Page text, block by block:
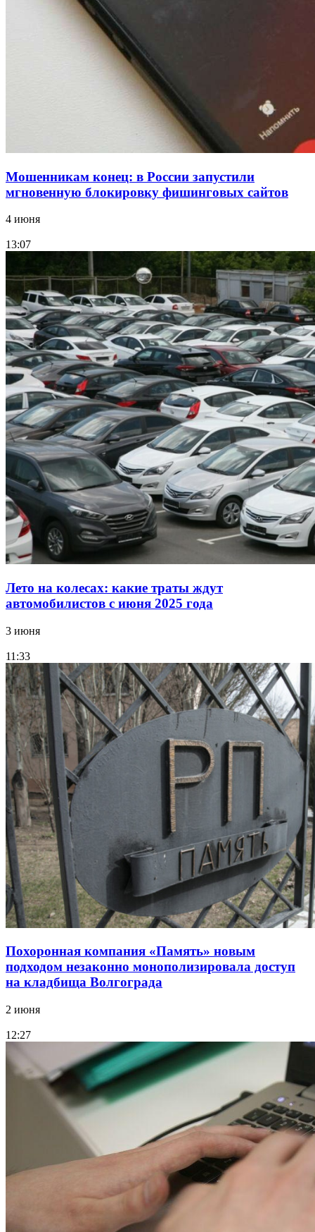
Волгоградские компании нарастили экспорт:
заключены контракты на 3,6 млн долларов
Мошенникам конец: в России запустили
мгновенную блокировку фишинговых сайтов
4 июня
13:07
Лето на колесах: какие траты ждут
автомобилистов с июня 2025 года
3 июня
11:33
Похоронная компания «Память» новым
подходом незаконно монополизировала доступ
на кладбища Волгограда
2 июня
12:27